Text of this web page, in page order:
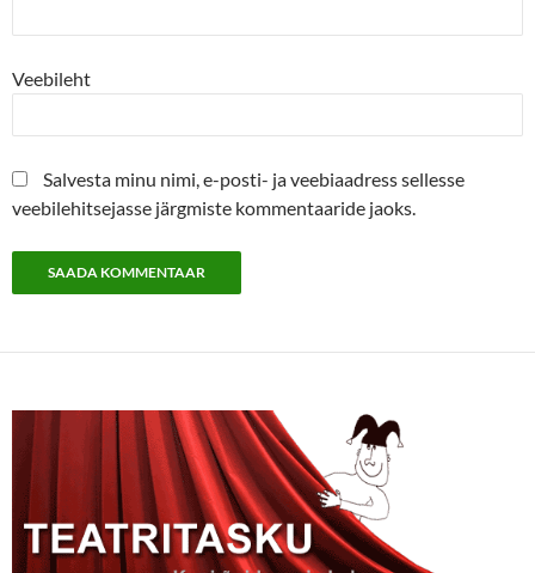
Veebileht
Salvesta minu nimi, e-posti- ja veebiaadress sellesse
veebilehitsejasse järgmiste kommentaaride jaoks.